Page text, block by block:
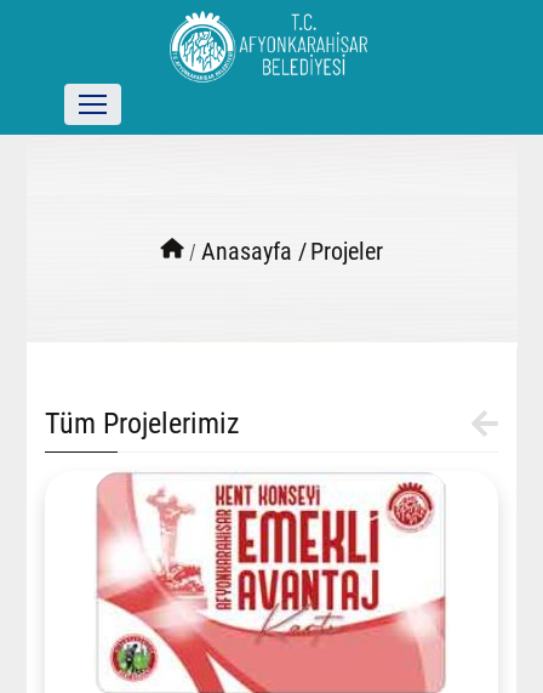
/ Anasayfa /Projeler
Tüm Projelerimiz